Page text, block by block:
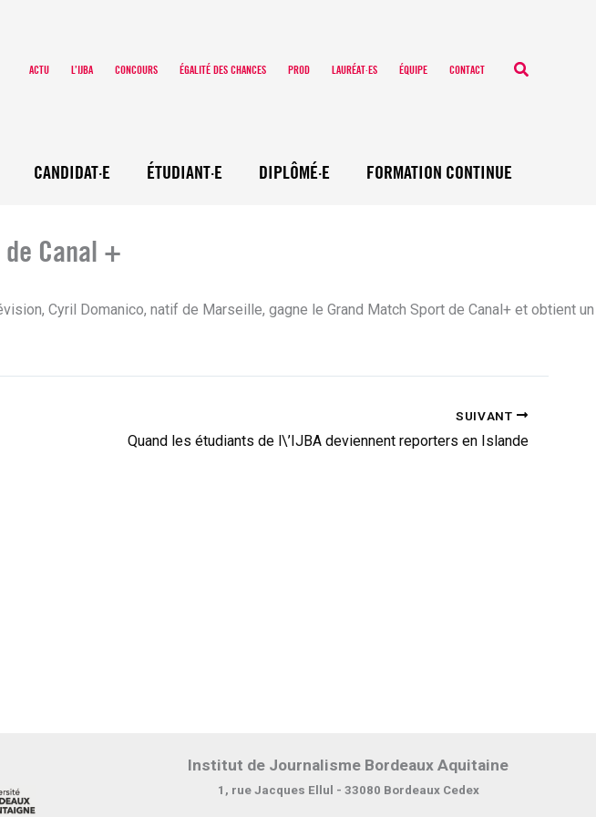
ACTU L’IJBA CONCOURS ÉGALITÉ DES CHANCES PROD LAURÉAT·ES ÉQUIPE CONTACT
CANDIDAT·E ÉTUDIANT·E DIPLÔMÉ·E FORMATION CONTINUE
Canal +
Cyril Domanico, natif de Marseille, gagne le Grand Match Sport de Canal+ et obtient un
SUIVANT
Quand les étudiants de l\’IJBA deviennent reporters en Islande
Institut de Journalisme Bordeaux Aquitaine
1, rue Jacques Ellul - 33080 Bordeaux Cedex